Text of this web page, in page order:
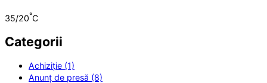
35/20°C
Categorii
Achiziție (1)
Anunț de presă (8)